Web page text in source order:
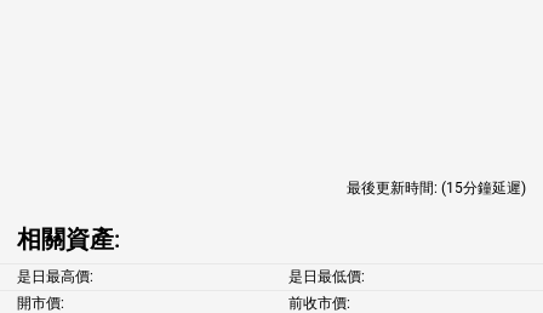
最後更新時間: (15分鐘延遲)
相關資產:
是日最高價:
是日最低價:
開市價:
前收市價: